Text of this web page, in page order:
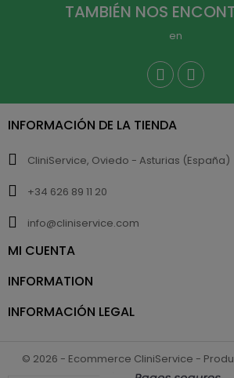
TAMBIÉN NOS
en
INFORMACIÓN DE LA TIENDA
CliniService, Oviedo - Asturias (España)
+34 626 89 11 20
info@cliniservice.com
MI CUENTA
INFORMATION
INFORMACIÓN LEGAL
© 2026 - Ecommerce CliniService -